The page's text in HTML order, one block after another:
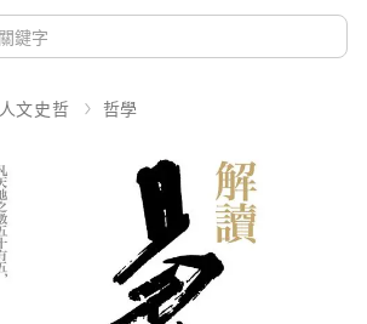
人文史哲 哲學